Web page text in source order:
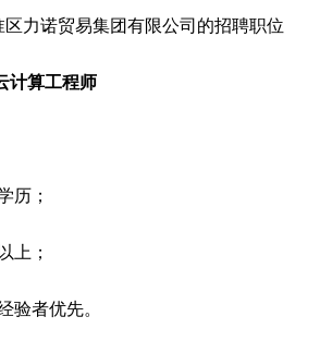
区力诺贸易集团有限公司的招聘职位
计算工程师
历；
上；
验者优先。